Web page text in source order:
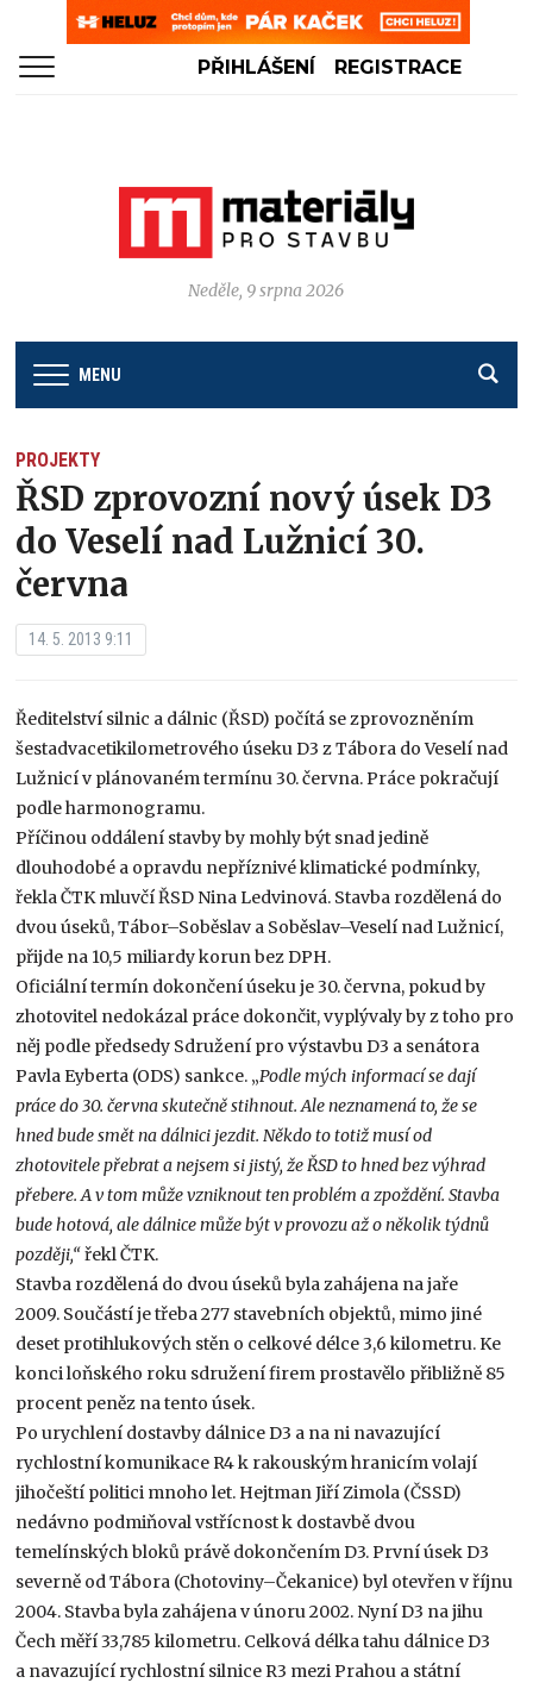
PŘIHLÁŠENÍ REGISTRACE
Neděle, 9 srpna 2026
MENU
PROJEKTY
ŘSD zprovozní nový úsek D3
do Veselí nad Lužnicí 30.
června
14. 5. 2013 9:11
Ředitelství silnic a dálnic (ŘSD) počítá se zprovozněním
šestadvacetikilometrového úseku D3 z Tábora do Veselí nad
Lužnicí v plánovaném termínu 30. června. Práce pokračují
podle harmonogramu.
Příčinou oddálení stavby by mohly být snad jedině
dlouhodobé a opravdu nepříznivé klimatické podmínky,
řekla ČTK mluvčí ŘSD Nina Ledvinová. Stavba rozdělená do
dvou úseků, Tábor–Soběslav a Soběslav–Veselí nad Lužnicí,
přijde na 10,5 miliardy korun bez DPH.
Oficiální termín dokončení úseku je 30. června, pokud by
zhotovitel nedokázal práce dokončit, vyplývaly by z toho pro
něj podle předsedy Sdružení pro výstavbu D3 a senátora
Pavla Eyberta (ODS) sankce. „Podle mých informací se dají
práce do 30. června skutečně stihnout. Ale neznamená to, že se
hned bude smět na dálnici jezdit. Někdo to totiž musí od
zhotovitele přebrat a nejsem si jistý, že ŘSD to hned bez výhrad
přebere. A v tom může vzniknout ten problém a zpoždění. Stavba
bude hotová, ale dálnice může být v provozu až o několik týdnů
později,“řekl ČTK.
Stavba rozdělená do dvou úseků byla zahájena na jaře
2009. Součástí je třeba 277 stavebních objektů, mimo jiné
deset protihlukových stěn o celkové délce 3,6 kilometru. Ke
konci loňského roku sdružení firem prostavělo přibližně 85
procent peněz na tento úsek.
Po urychlení dostavby dálnice D3 a na ni navazující
rychlostní komunikace R4 k rakouským hranicím volají
jihočeští politici mnoho let. Hejtman Jiří Zimola (ČSSD)
nedávno podmiňoval vstřícnost k dostavbě dvou
temelínských bloků právě dokončením D3. První úsek D3
severně od Tábora (Chotoviny–Čekanice) byl otevřen v říjnu
2004. Stavba byla zahájena v únoru 2002. Nyní D3 na jihu
Čech měří 33,785 kilometru. Celková délka tahu dálnice D3
a navazující rychlostní silnice R3 mezi Prahou a státní